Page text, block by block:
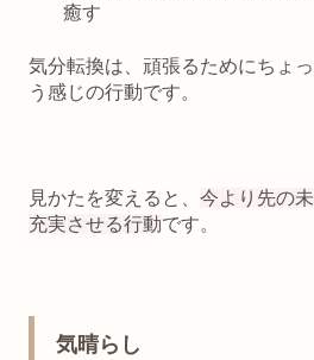
癒す
気分転換は、 頑張るためにちょ
う感じの行動です。
見かたを変えると、 今より先の
充実させる行動です。
気晴らし